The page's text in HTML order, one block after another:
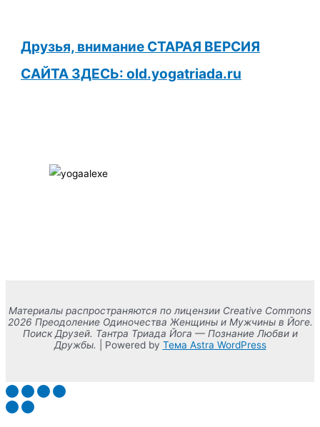
Друзья, внимание СТАРАЯ ВЕРСИЯ
САЙТА ЗДЕСЬ: old.yogatriada.ru
Материалы распространяются по лицензии Creative Commons
2026 Преодоление Одиночества Женщины и Мужчины в Йоге.
Поиск Друзей. Тантра Триада Йога — Познание Любви и
Дружбы. | Powered by Тема Astra WordPress